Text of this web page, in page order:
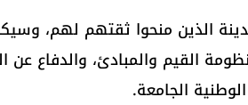
الذين منحوا ثقتهم لهم،
القيم والمبادئ، والدفاع عن
الجامعة.